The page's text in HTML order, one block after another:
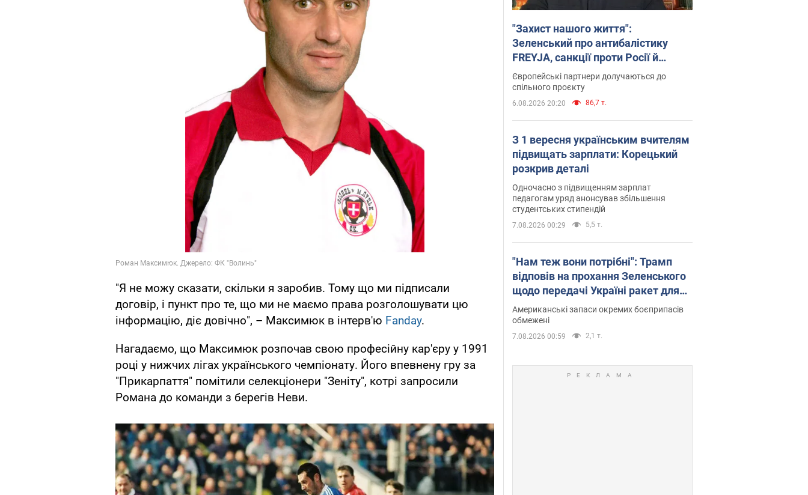
"Я не можу сказати, скільки я заробив. Тому що ми підписали
договір, і пункт про те, що ми не маємо права розголошувати цю
інформацію, діє довічно", – Максимюк в інтерв'ю Fanday.
Нагадаємо, що Максимюк розпочав свою професійну кар'єру у 1991
році у нижчих лігах українського чемпіонату. Його впевнену гру за
"Прикарпаття" помітили селекціонери "Зеніту", котрі запросили
Романа до команди з берегів Неви.
"Захист нашого життя":
Зеленський про антибалістику
FREYJA, санкції проти Росії й
підтримку аграріїв. Відео
Європейські партнери долучаються до
спільного проєкту
6.08.2026 20:20 86,7 т.
З 1 вересня українським вчителям
підвищать зарплати: Корецький
розкрив деталі
Одночасно з підвищенням зарплат
педагогам уряд анонсував збільшення
студентських стипендій
7.08.2026 00:29 5,5 т.
"Нам теж вони потрібні": Трамп
відповів на прохання Зеленського
щодо передачі Україні ракет для
Patriot
Американські запаси окремих боєприпасів
обмежені
7.08.2026 00:59 2,1 т.